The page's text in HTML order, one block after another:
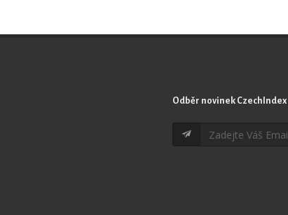
Odběr novinek CzechIndex